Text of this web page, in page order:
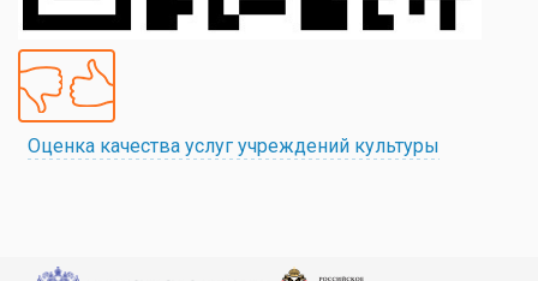
Оценка качества услуг учреждений культуры